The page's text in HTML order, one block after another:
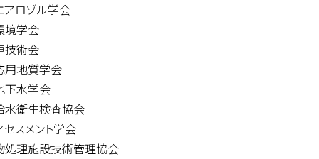
ロゾル学会
学会
術会
地質学会
水学会
衛生検査協会
スメント学会
理施設技術管理協会